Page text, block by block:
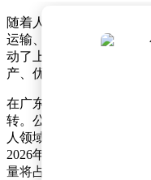
随着人形机器人从实验
运输、工业制造等领域
动了上游核心零部件产
产、优化技术，以满足
在广东深圳，一家专注
转。公司联合创始人陈
人领域，但今年以来，
2026年，谐波减速器组
量将占总产量的三成，